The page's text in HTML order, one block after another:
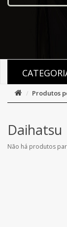
Produtos
Daihatsu
Não há produtos